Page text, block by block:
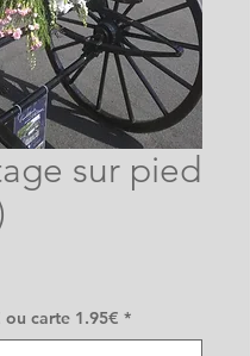
sur pied
ou carte 1.95€ *